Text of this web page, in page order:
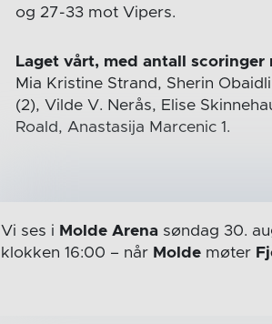
og 27-33 mot Vipers.
Laget vårt, med antall scoringer
Mia Kristine Strand, Sherin
(2), Vilde V. Nerås, Elise
Roald, Anastasija Marcenic 1.
Vi ses i Molde Arenasøndag 30.
klokken 16:00 – når Moldemøter